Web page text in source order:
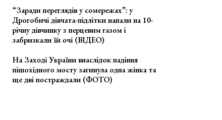
“Заради переглядів у сомережах”: у
Дрогобичі дівчата-підлітки напали на 10-
річну дівчинку з перцевим газом і
забризкали їй очі (ВІДЕО)
На Заході України внаслідок падіння
пішохідного мосту загинула одна жінка та
ще дві постраждали (ФОТО)